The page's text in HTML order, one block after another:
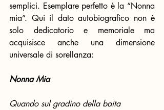
semplici. Esemplare perfetto è la “Nonna
mia”. Qui il dato autobiografico non è
solo dedicatorio e memoriale ma
acquisisce anche una dimensione
universale di sorellanza:
Nonna Mia
Quando sul gradino della baita